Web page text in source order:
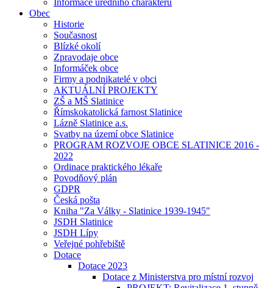
Informace úředního charakteru
Obec
Historie
Současnost
Blízké okolí
Zpravodaje obce
Informáček obce
Firmy a podnikatelé v obci
AKTUÁLNÍ PROJEKTY
ZŠ a MŠ Slatinice
Římskokatolická farnost Slatinice
Lázně Slatinice a.s.
Svatby na území obce Slatinice
PROGRAM ROZVOJE OBCE SLATINICE 2016 -
2022
Ordinace praktického lékaře
Povodňový plán
GDPR
Česká pošta
Kniha "Za Války - Slatinice 1939-1945"
JSDH Slatinice
JSDH Lípy
Veřejné pohřebiště
Dotace
Dotace 2023
Dotace z Ministerstva pro místní rozvoj